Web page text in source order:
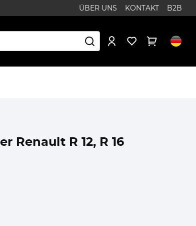
ÜBER UNS KONTAKT B2B
Renault R 12, R 16